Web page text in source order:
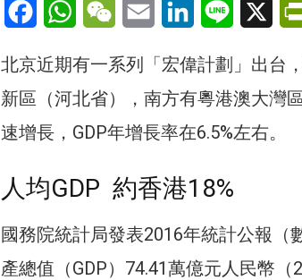
北京近期有一系列「宏偉計劃」出台
新區（河北省），南方有粵港澳大灣
速增長，GDP年增長率在6.5%左右。
人均GDP 約香港18%
國務院統計局發表2016年統計公報（
產總值（GDP）74.41萬億元人民幣